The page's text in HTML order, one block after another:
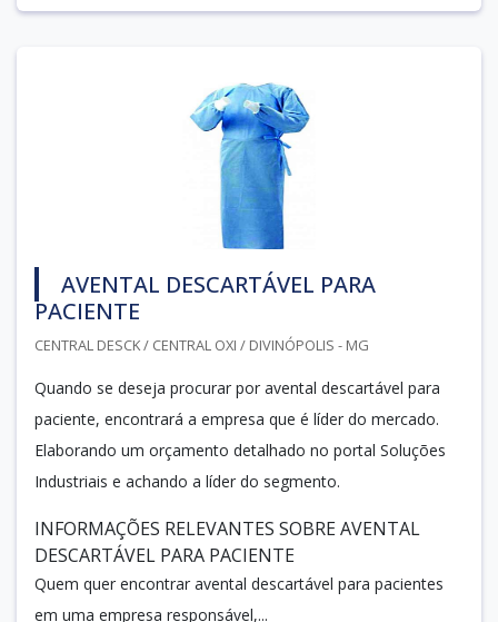
AVENTAL DESCARTÁVEL PARA
PACIENTE
CENTRAL DESCK / CENTRAL OXI / DIVINÓPOLIS - MG
Quando se deseja procurar por avental descartável para
paciente, encontrará a empresa que é líder do mercado.
Elaborando um orçamento detalhado no portal Soluções
Industriais e achando a líder do segmento.
INFORMAÇÕES RELEVANTES SOBRE AVENTAL
DESCARTÁVEL PARA PACIENTE
Quem quer encontrar avental descartável para pacientes
em uma empresa responsável,...